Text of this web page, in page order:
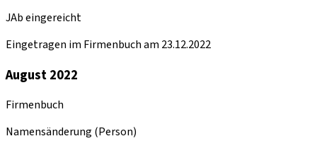
JAb eingereicht
Eingetragen im Firmenbuch am 23.12.2022
August 2022
Firmenbuch
Namensänderung (Person)